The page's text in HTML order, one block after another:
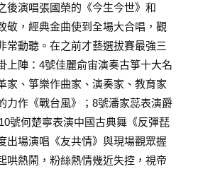
後演唱張國榮的《今生今世》和
敬，經典金曲使到全場大合唱，觀
常動聽。在之前才藝選拔賽最強三
上陣：4號佳麗俞宙演奏古箏十大名
家、箏樂作曲家、演奏家、教育家
力作《戰台風》；8號潘家蕊表演爵
號何楚寧表演中國古典舞《反彈琵
出場演唱《友共情》與現場觀眾握
哄熱鬧，粉絲熱情幾近失控，視帝